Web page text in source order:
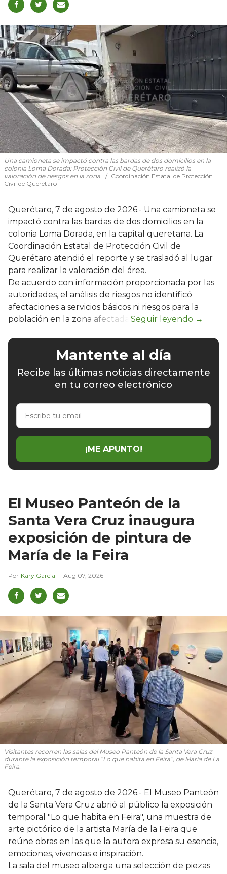
Una camioneta se impactó contra las bardas de dos domicilios en la
colonia Loma Dorada; Protección Civil de Querétaro realizó la
valoración de riesgos en la zona.
Coordinación Estatal de Protección
Civil de Querétaro
Querétaro, 7 de agosto de 2026.- Una camioneta se
impactó contra las bardas de dos domicilios en la
colonia Loma Dorada, en la capital queretana. La
Coordinación Estatal de Protección Civil de
Querétaro atendió el reporte y se trasladó al lugar
para realizar la valoración del área.
De acuerdo con información proporcionada por las
autoridades, el análisis de riesgos no identificó
afectaciones a servicios básicos ni riesgos para la
población en la zona afectada.
Mantente al día
Recibe las últimas noticias directamente
en tu correo electrónico
Escribe
email
¡ME APUNTO!
El Museo Panteón de la
Santa Vera Cruz inaugura
exposición de pintura de
María de la Feira
Kary García Aug 07, 2026
Visitantes recorren las salas del Museo Panteón de la Santa Vera Cruz
durante la exposición temporal “Lo que habita en Feira”, de María de La
Feira.
Querétaro, 7 de agosto de 2026.- El Museo Panteón
de la Santa Vera Cruz abrió al público la exposición
temporal "Lo que habita en Feira", una muestra de
arte pictórico de la artista María de la Feira que
reúne obras en las que la autora expresa su esencia,
emociones, vivencias e inspiración.
La sala del museo alberga una selección de piezas